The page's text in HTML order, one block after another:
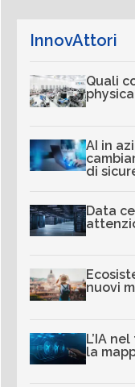
InnovAttori
Quali
AI in
di
Data
nuovi
L’IA
la